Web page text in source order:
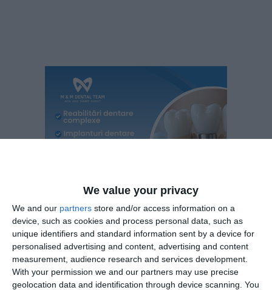
We value your privacy
We and our partners store and/or access information on a
device, such as cookies and process personal data, such as
unique identifiers and standard information sent by a device for
personalised advertising and content, advertising and content
measurement, audience research and services development.
With your permission we and our partners may use precise
geolocation data and identification through device scanning. You